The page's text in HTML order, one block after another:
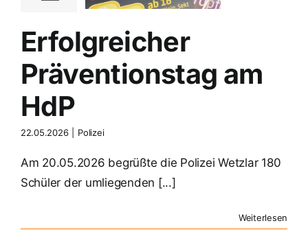
Erfolgreicher
Präventionstag am
HdP
22.05.2026 Polizei
Am 20.05.2026 begrüßte die Polizei Wetzlar 180
Schüler der umliegenden [...]
Weiterlesen